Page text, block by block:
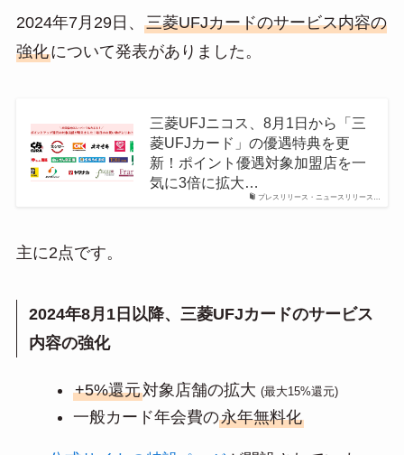
2024年7月29日、 三菱UFJカードのサービス内容の
強化について発表がありました。
プレスリリース・ニュースリリース…
三菱UFJニコス、8月1日から「三
菱UFJカード」の優遇特典を更
新！ポイント優遇対象加盟店を一
気に3倍に拡大…
主に2点です。
2024年8月1日以降、三菱UFJカードのサービス
内容の強化
+5%還元対象店舗の拡大 (最大15%還元)
一般カード年会費の永年無料化